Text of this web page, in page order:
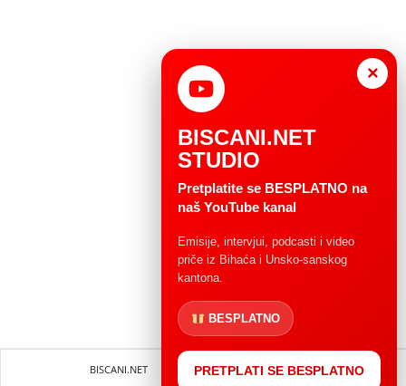
BISCANI.NET Impressum Uvjeti korištenja
×
BISCANI.NET
STUDIO
Pretplatite se BESPLATNO na
naš YouTube kanal
Emisije, intervjui, podcasti i video
priče iz Bihaća i Unsko-sanskog
kantona.
BESPLATNO
PRETPLATI SE BESPLATNO